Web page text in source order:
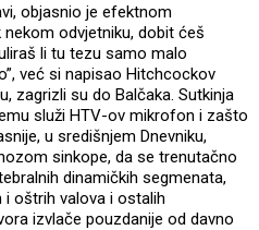
objasnio je efektnom
odvjetniku, dobit ćeš
li tu tezu samo malo
već si napisao Hitchcockov
zagrizli su do Balčaka. Sutkinja
služi HTV-ov mikrofon i zašto
u središnjem Dnevniku,
sinkope, da se trenutačno
dinamičkih segmenata,
oštrih valova i ostalih
izvlače pouzdanije od davno